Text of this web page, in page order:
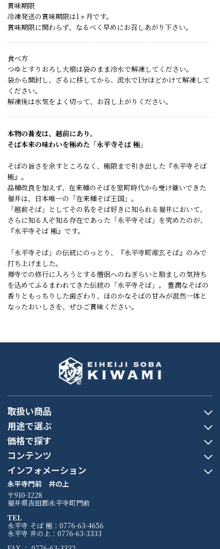
賞味期限
冷凍発送の賞味期限は1ヶ月です。
賞味期限に関わらず、なるべく早めにお召しあがり下さい。
食べ方
つゆとすりおろし大根は袋のまま冷水で解凍してください。
袋から開封し、ざるに移してから、流水で1分ほどかけて解凍して
ください。
解凍後は水気をよく切って、お召し上がりください。
本物の蕎麦は、越前にあり。
そば本来の味わいを極めた「永平寺そば 極」
そばの旨さを余すところなく、極限まで引き出した『永平寺そば
極』。
品種改良を加えず、在来種のそばを室町時代から受け継いできた
福井は、日本唯一の「在来種そば王国」。
「越前そば」としてその名をそば好きに知られる福井において、
さらに知る人ぞ知る存在であった「永平寺そば」を究めたのが、
『永平寺そば 極』です。
「永平寺そば」の伝統にのっとり、『永平寺町産玄そば』のみで
打ち上げました。
禅寺での修行に入ろうとする僧侶へのねぎらいと励ましの気持ち
を込めてふるまわれてきた伝統の「永平寺そば」。 豊潤なそばの
香りともっちりした歯ざわり、ほのかなそばの甘みが混然一体と
なったおいしさを、ぜひご賞味ください。
取扱い商品
用途で選ぶ
価格で探す
コンテンツ
インフォメーション
永平寺門前 井の上
〒910-1228
福井県吉田郡永平寺町門前
TEL
永平寺 そば 極：0776-63-4656
永平寺 井の上：0776-63-3333